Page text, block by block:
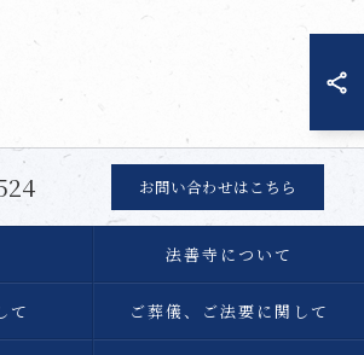
お問い合わせはこちら
法善寺について
て ご葬儀、ご法要に関して